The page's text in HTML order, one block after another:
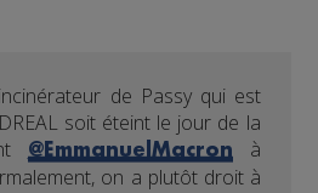
de Passy qui est
soit éteint le jour de la
@EmmanuelMacronà
on a plutôt droit à